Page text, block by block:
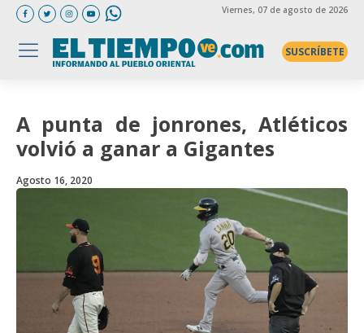
Viernes, 07 de agosto de 2026
SUSCRÍBETE
A punta de jonrones, Atléticos
volvió a ganar a Gigantes
Agosto 16, 2020